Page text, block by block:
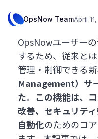
OpsNow TeamApril
OpsNowユーザー
するため、従来と
管理・制御できる
Management）サ
た。この機能は、
改善、セキュリテ
自動化のためのコ